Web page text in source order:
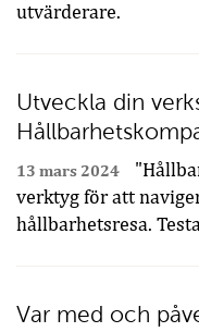
utvärderare.
Utveckla din
13 mars 2024
verktyg för att
hållbarhetsresa.
Var med och